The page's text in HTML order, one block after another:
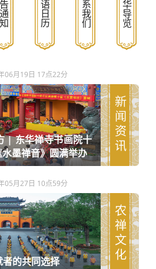
公告通知 法语日历 联系我们 东华导览
06月19日 17点22分
| 东华禅寺书画院十
墨禅音》圆满举办
新闻资讯
05月27日 10点59分
的共同选择 农禅文化